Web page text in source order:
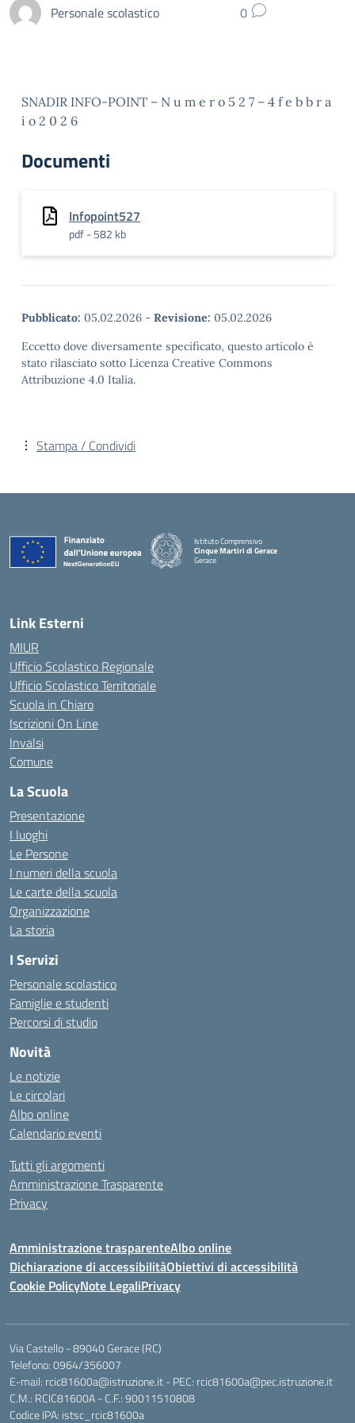
Personale scolastico 0
SNADIR INFO-POINT – N u m e r o 5 2 7 – 4 f e b b r a
i o 2 0 2 6
Documenti
Infopoint527
pdf - 582 kb
Pubblicato: 05.02.2026 - Revisione: 05.02.2026
Eccetto dove diversamente specificato, questo articolo è
stato rilasciato sotto Licenza Creative Commons
Attribuzione 4.0 Italia.
Stampa / Condividi
Istituto Comprensivo
Cinque Martiri di Gerace
Gerace
Link Esterni
MIUR
Ufficio Scolastico Regionale
Ufficio Scolastico Territoriale
Scuola in Chiaro
Iscrizioni On Line
Invalsi
Comune
La Scuola
Presentazione
I luoghi
Le Persone
I numeri della scuola
Le carte della scuola
Organizzazione
La storia
I Servizi
Personale scolastico
Famiglie e studenti
Percorsi di studio
Novità
Le notizie
Le circolari
Albo online
Calendario eventi
Tutti gli argomenti
Amministrazione Trasparente
Privacy
Amministrazione trasparenteAlbo online
Dichiarazione di accessibilitàObiettivi di accessibilità
Cookie PolicyNote LegaliPrivacy
Via Castello - 89040 Gerace (RC)
Telefono: 0964/356007
E-mail: rcic81600a@istruzione.it - PEC: rcic81600a@pec.istruzione.it
C.M.: RCIC81600A - C.F.: 90011510808
Codice IPA: istsc_rcic81600a